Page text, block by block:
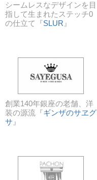
シームレスなデザインを目
指して生まれたステッチ0
の仕立て『SLUR 』
創業140年銀座の老舗、洋
装の源流『ギンザのサヱグ
サ 』